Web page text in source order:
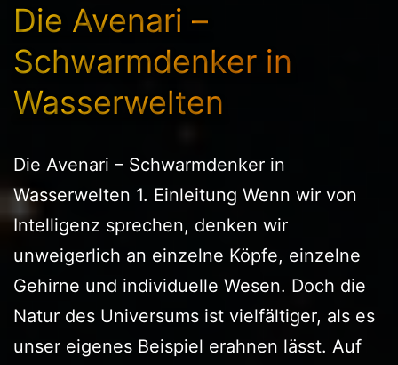
Die Avenari –
Schwarmdenker in
Wasserwelten
Die Avenari – Schwarmdenker in
Wasserwelten 1. Einleitung Wenn wir von
Intelligenz sprechen, denken wir
unweigerlich an einzelne Köpfe, einzelne
Gehirne und individuelle Wesen. Doch die
Natur des Universums ist vielfältiger, als es
unser eigenes Beispiel erahnen lässt. Auf